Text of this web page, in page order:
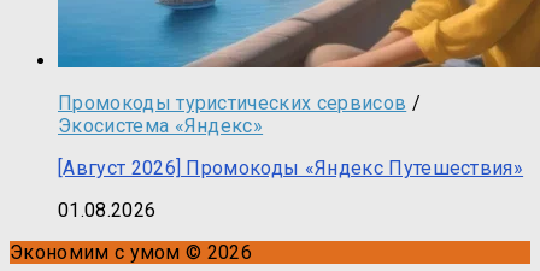
Промокоды туристических сервисов /
Экосистема «Яндекс»
[Август 2026] Промокоды «Яндекс Путешествия»
01.08.2026
Экономим с умом © 2026